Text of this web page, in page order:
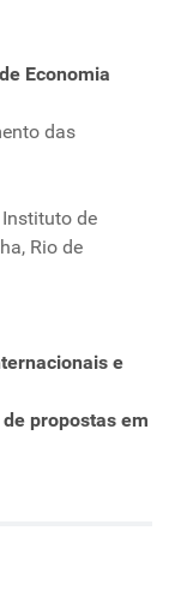
Economia
das
Instituto de
Rio de
e
propostas em